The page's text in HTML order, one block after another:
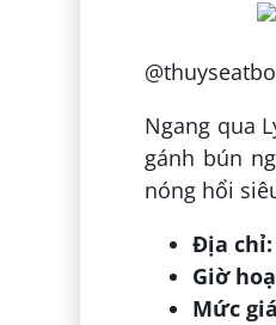
Ngang qua
gánh bún
nóng hổi
Địa chỉ:
Giờ
Mức